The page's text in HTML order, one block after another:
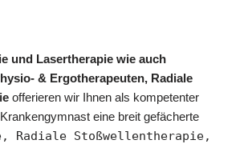
und Lasertherapie wie auch
& Ergotherapeuten, Radiale
offerieren wir Ihnen als kompetenter
eine breit gefächerte
Radiale Stoßwellentherapie,